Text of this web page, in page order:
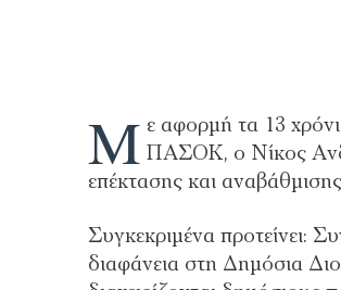
Μ ε αφορμή τα 13
ΠΑΣΟΚ, ο Νίκος
επέκτασης και
Συγκεκριμένα προτείνει:
διαφάνεια στη Δημόσια